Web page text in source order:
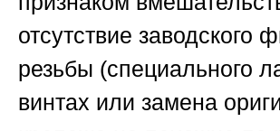
отсутствие заводского
резьбы (специального
винтах или замена